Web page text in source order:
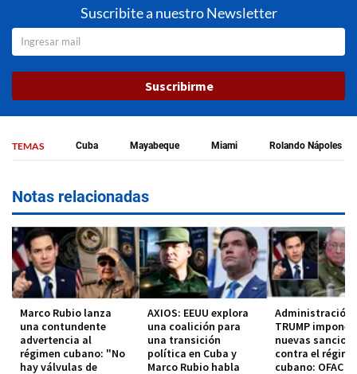
Suscribite a nuestro Newsletter
Suscribirme
TEMAS Cuba Mayabeque Miami Rolando Nápoles
Notas relacionadas
Marco Rubio lanza
una contundente
advertencia al
régimen cubano: "No
hay válvulas de
AXIOS: EEUU explora
una coalición para
una transición
política en Cuba y
Marco Rubio habla
Administración
TRUMP impone
nuevas
contra el
cubano: OFAC